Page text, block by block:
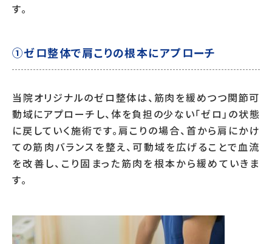
す。
①ゼロ整体で肩こりの根本にアプローチ
当院オリジナルのゼロ整体は、筋肉を緩めつつ関節可
動域にアプローチし、体を負担の少ない「ゼロ」の状態
に戻していく施術です。肩こりの場合、首から肩にかけ
ての筋肉バランスを整え、可動域を広げることで血流
を改善し、こり固まった筋肉を根本から緩めていきま
す。